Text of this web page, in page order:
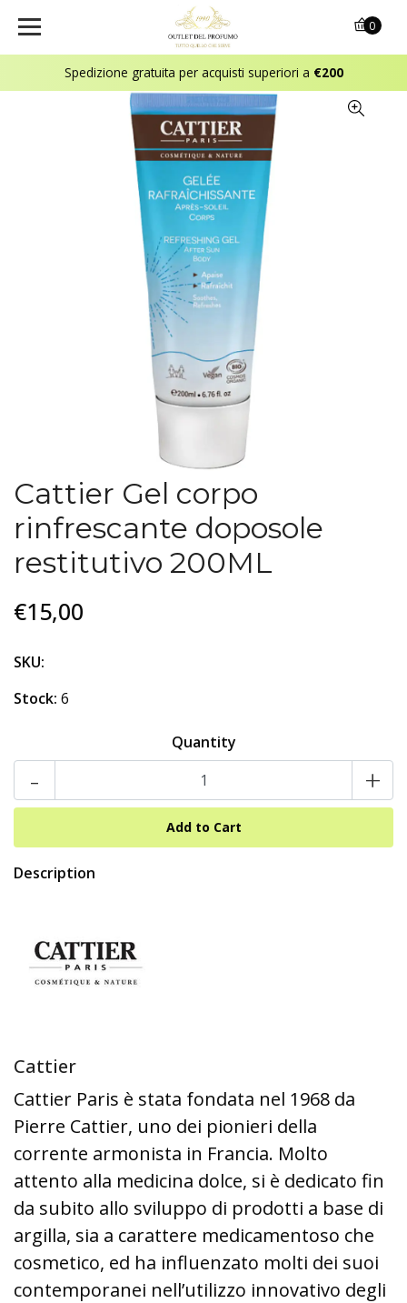
Spedizione gratuita per acquisti superiori a €200
0
Cattier Gel corpo
rinfrescante doposole
restitutivo 200ML
€15,00
SKU:
Stock: 6
Quantity
- +
Description
Cattier
Cattier Paris è stata fondata nel 1968 da
Pierre Cattier, uno dei pionieri della
corrente armonista in Francia. Molto
attento alla medicina dolce, si è dedicato fin
da subito allo sviluppo di prodotti a base di
argilla, sia a carattere medicamentoso che
cosmetico, ed ha influenzato molti dei suoi
contemporanei nell’utilizzo innovativo degli